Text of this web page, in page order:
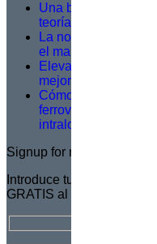
Una buena
teoría, sino en lo
La norma EN 1570-
el marcado CE: lo
Elevación más
mejora logística en
Cómo las
ferroviario
intralogísticos
Signup for newsletter
Introduce tu dirección de
GRATIS al Boletín de